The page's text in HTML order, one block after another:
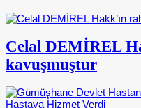
Celal DEMİREL
kavuşmuştur